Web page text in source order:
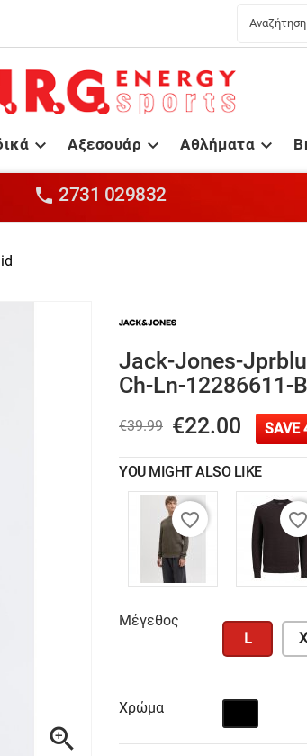
 
Αξεσουάρ 
Αθλήματα
 2731 029832

Jack-Jones-
Ch-Ln-12286611-
€39.99 €22.00 SAVE
YOU MIGHT ALSO LIKE
favorite_border favorite_border
Μέγεθος
L
Χρώμα